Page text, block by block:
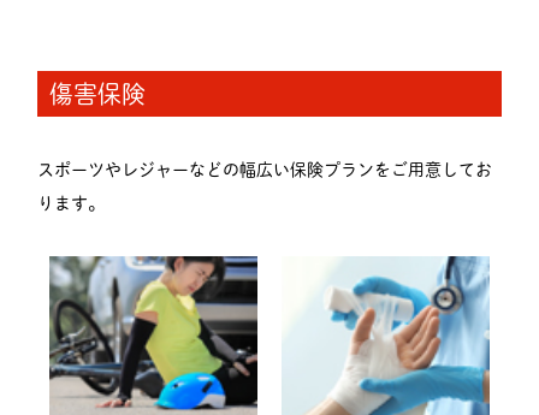
傷害保険
スポーツやレジャーなどの幅広い保険プランをご用意してお
ります。